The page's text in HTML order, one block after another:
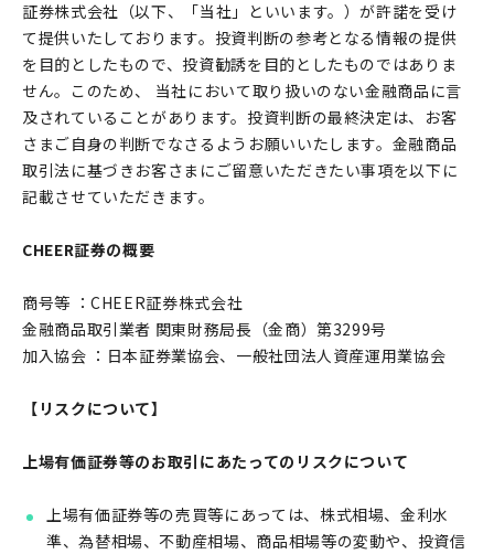
証券株式会社（以下、「当社」といいます。）が許諾を受け
て提供いたしております。投資判断の参考となる情報の提供
を目的としたもので、投資勧誘を目的としたものではありま
せん。このため、 当社において取り扱いのない金融商品に言
及されていることがあります。投資判断の最終決定は、お客
さまご自身の判断でなさるようお願いいたします。金融商品
取引法に基づきお客さまにご留意いただきたい事項を以下に
記載させていただきます。
CHEER証券の概要
商号等 ：CHEER証券株式会社
金融商品取引業者 関東財務局長（金商）第3299号
加入協会 ：日本証券業協会、一般社団法人資産運用業協会
【リスクについて】
上場有価証券等のお取引にあたってのリスクについて
上場有価証券等の売買等にあっては、株式相場、金利水
準、為替相場、不動産相場、商品相場等の変動や、投資信